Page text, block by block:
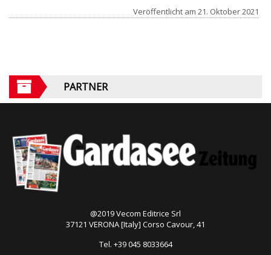
Veröffentlicht am 21. Oktober 2021
PARTNER
@2019 Vecom Editrice Srl
37121 VERONA [Italy] Corso Cavour, 41
Tel. +39 045 8033664